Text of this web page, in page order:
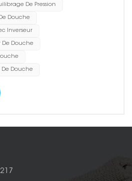
De Pression
Douche
Inverseur
De Douche
De Douche